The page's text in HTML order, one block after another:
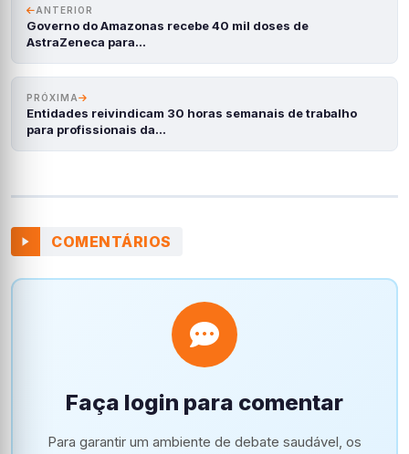
ANTERIOR
Governo do Amazonas recebe 40 mil doses de
AstraZeneca para…
PRÓXIMA
Entidades reivindicam 30 horas semanais de trabalho
para profissionais da…
COMENTÁRIOS
Faça login para comentar
Para garantir um ambiente de debate saudável, os